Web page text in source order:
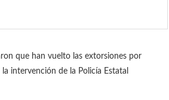
que han vuelto las extorsiones por
intervención de la Policía Estatal